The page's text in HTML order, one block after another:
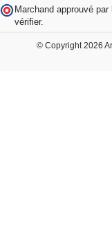
Marchand approuvé
vérifier.
© Copyright 2026